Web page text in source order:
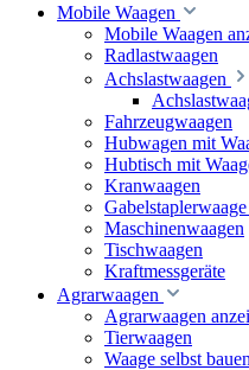
Mobile Waagen
Mobile Waagen
Radlastwaagen
Achslastwaagen
Fahrzeugwaagen
Hubwagen mit
Hubtisch mit
Kranwaagen
Maschinenwaagen
Tischwaagen
Kraftmessgeräte
Agrarwaagen
Agrarwaagen
Tierwaagen
Waage selbst bauen